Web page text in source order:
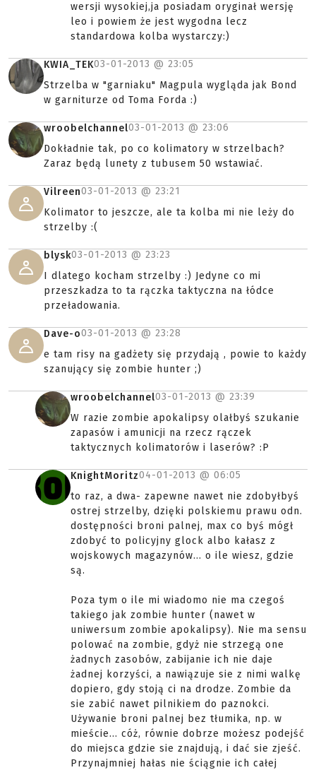
wersji wysokiej,ja posiadam oryginał wersję
leo i powiem że jest wygodna lecz
standardowa kolba wystarczy:)
KWIA_TEK03-01-2013 @ 23:05
Strzelba w "garniaku" Magpula wygląda jak Bond
w garniturze od Toma Forda :)
wroobelchannel03-01-2013 @ 23:06
Dokładnie tak, po co kolimatory w strzelbach?
Zaraz będą lunety z tubusem 50 wstawiać.
Vilreen03-01-2013 @ 23:21
Kolimator to jeszcze, ale ta kolba mi nie leży do
strzelby :(
blysk03-01-2013 @ 23:23
I dlatego kocham strzelby :) Jedyne co mi
przeszkadza to ta rączka taktyczna na łódce
przeładowania.
Dave-o03-01-2013 @ 23:28
e tam risy na gadżety się przydają , powie to każdy
szanujący się zombie hunter ;)
wroobelchannel03-01-2013 @ 23:39
W razie zombie apokalipsy olałbyś szukanie
zapasów i amunicji na rzecz rączek
taktycznych kolimatorów i laserów? :P
KnightMoritz04-01-2013 @ 06:05
to raz, a dwa- zapewne nawet nie zdobyłbyś
ostrej strzelby, dzięki polskiemu prawu odn.
dostępności broni palnej, max co byś mógł
zdobyć to policyjny glock albo kałasz z
wojskowych magazynów... o ile wiesz, gdzie
są.
Poza tym o ile mi wiadomo nie ma czegoś
takiego jak zombie hunter (nawet w
uniwersum zombie apokalipsy). Nie ma sensu
polować na zombie, gdyż nie strzegą one
żadnych zasobów, zabijanie ich nie daje
żadnej korzyści, a nawiązuje sie z nimi walkę
dopiero, gdy stoją ci na drodze. Zombie da
sie zabić nawet pilnikiem do paznokci.
Używanie broni palnej bez tłumika, np. w
mieście... cóż, równie dobrze możesz podejść
do miejsca gdzie sie znajdują, i dać sie zjeść.
Przynajmniej hałas nie ściągnie ich całej